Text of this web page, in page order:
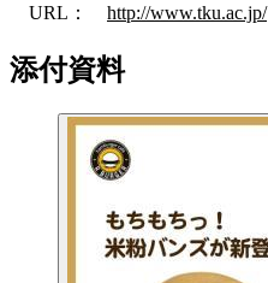
URL： http://www.tku.ac.jp/
添付資料